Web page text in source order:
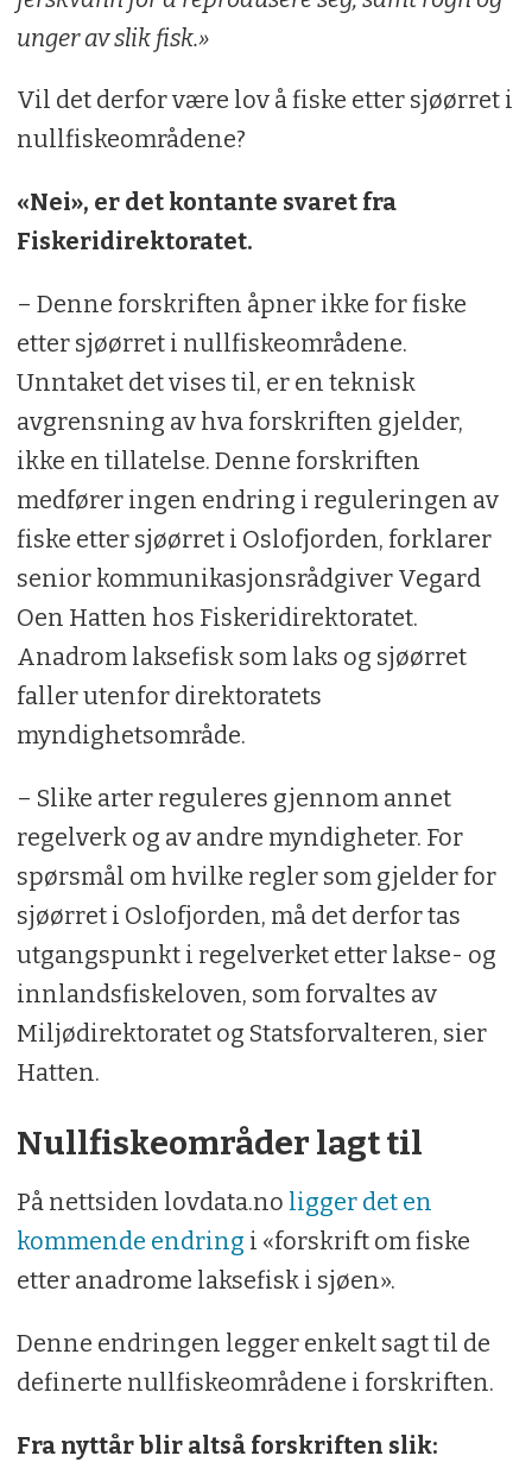
unger av slik fisk.»
Vil det derfor være lov å fiske etter sjøørret i
nullfiskeområdene?
«Nei», er det kontante svaret fra
Fiskeridirektoratet.
– Denne forskriften åpner ikke for fiske
etter sjøørret i nullfiskeområdene.
Unntaket det vises til, er en teknisk
avgrensning av hva forskriften gjelder,
ikke en tillatelse. Denne forskriften
medfører ingen endring i reguleringen av
fiske etter sjøørret i Oslofjorden, forklarer
senior kommunikasjonsrådgiver Vegard
Oen Hatten hos Fiskeridirektoratet.
Anadrom laksefisk som laks og sjøørret
faller utenfor direktoratets
myndighetsområde.
– Slike arter reguleres gjennom annet
regelverk og av andre myndigheter. For
spørsmål om hvilke regler som gjelder for
sjøørret i Oslofjorden, må det derfor tas
utgangspunkt i regelverket etter lakse- og
innlandsfiskeloven, som forvaltes av
Miljødirektoratet og Statsforvalteren, sier
Hatten.
Nullfiskeområder lagt til
På nettsiden lovdata.no ligger det en
kommende endring i «forskrift om fiske
etter anadrome laksefisk i sjøen».
Denne endringen legger enkelt sagt til de
definerte nullfiskeområdene i forskriften.
Fra nyttår blir altså forskriften slik: